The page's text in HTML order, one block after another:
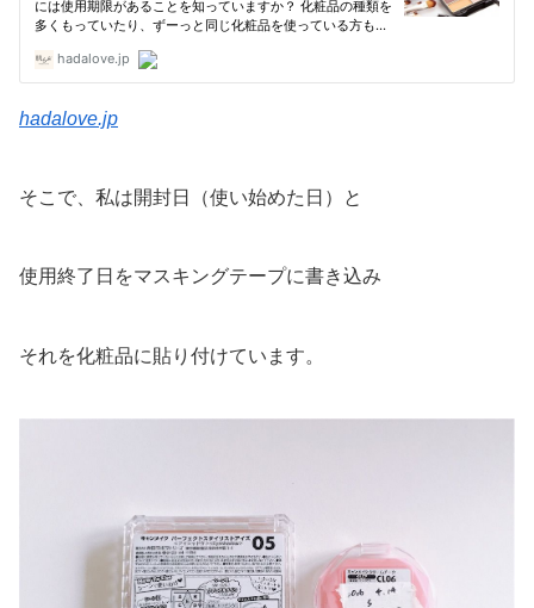
hadalove.jp
そこで、私は開封日（使い始めた日）と
使用終了日をマスキングテープに書き込み
それを化粧品に貼り付けています。